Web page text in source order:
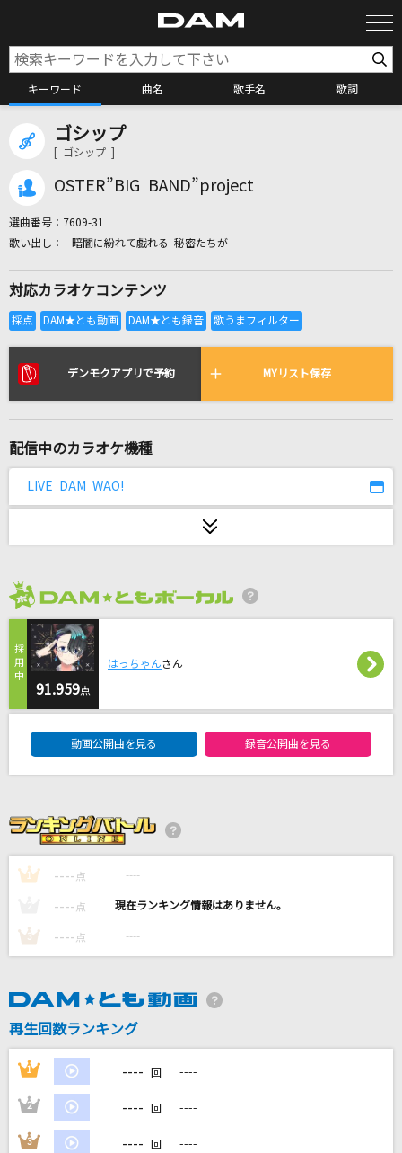
キーワード 曲名 歌手名 歌詞
カラオケ店舗検索
全国りれき
リアルタイムで歌われている曲の一覧
禁断のレジスタンス
[生音]犬とバカ猫
ヨルシカ
怪獣の花唄
[生音]ブルーアンバー
back number
I Surrender [アイ・サレンダー]
Rainbow
11月のアンクレット
君がいるだけで
花火大会
ACE COLLECTION
DAMの新曲・ランキングなど
ゴシップ
[ ゴシップ ]
OSTER”BIG BAND”project
選曲番号： 7609-31
暗闇に紛れて戯れる 秘密たちが
対応カラオケコンテンツ
デンモクアプリで予約 MYリスト保存
配信中のカラオケ機種
LIVE DAM WAO!
91.959点
はっちゃんさん
動画公開曲を見る 録音公開曲を見る
1 ---- 点 ----
---- 点 ----
3 ---- 点 ----
再生回数ランキング
1 ---- 回 ----
2 ---- 回 ----
3 ---- 回 ----